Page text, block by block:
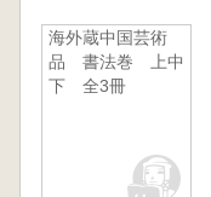
海外蔵中国芸術
品 書法巻 上中
下 全3冊